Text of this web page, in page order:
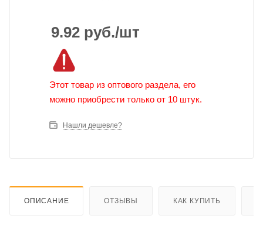
9.92 руб./шт
Этот товар из оптового раздела, его
можно приобрести только от 10 штук.
Нашли дешевле?
ОПИСАНИЕ ОТЗЫВЫ КАК КУПИТЬ